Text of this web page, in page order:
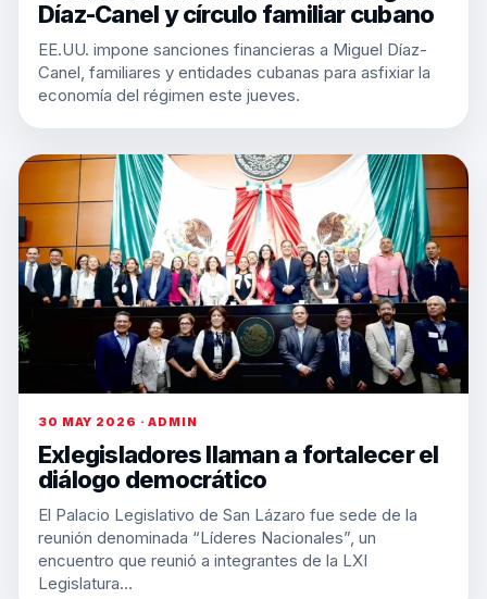
Díaz-Canel y círculo familiar cubano
EE.UU. impone sanciones financieras a Miguel Díaz-
Canel, familiares y entidades cubanas para asfixiar la
economía del régimen este jueves.
30 MAY 2026 · ADMIN
Exlegisladores llaman a fortalecer el
diálogo democrático
El Palacio Legislativo de San Lázaro fue sede de la
reunión denominada “Líderes Nacionales”, un
encuentro que reunió a integrantes de la LXI
Legislatura…